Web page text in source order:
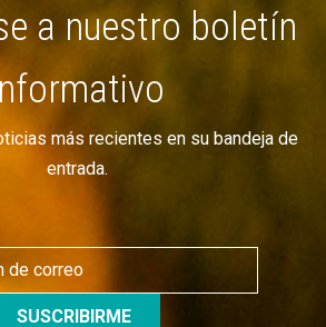
a nuestro boletín
más recientes en su bandeja de
entrada.